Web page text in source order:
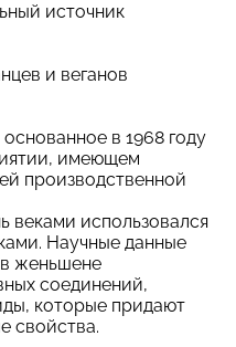
источник
и веганов
в 1968 году
имеющем
производственной
веками использовался
Научные данные
женьшене
соединений,
которые придают
свойства.